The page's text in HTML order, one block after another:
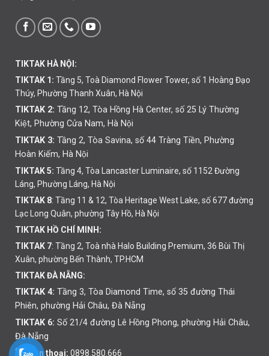
TIKTAK HÀ NỘI:
TIKTAK 1: Tầng 5, Toà Diamond Flower Tower, số 1 Hoàng Đạo
Thúy, Phường Thanh Xuân, Hà Nội
TIKTAK 2: Tầng 12, Tòa Hồng Hà Center, số 25 Lý Thường
Kiệt, Phường Cửa Nam, Hà Nội
TIKTAK 3: Tầng 2, Tòa Savina, số 44 Tràng Tiền, Phường
Hoàn Kiếm, Hà Nội
TIKTAK 5: Tầng 4, Tòa Lancaster Luminaire, số 1152 Đường
Láng, Phường Láng, Hà Nội
TIKTAK 8: Tầng 11 & 12, Tòa Heritage West Lake, số 677 đường
Lạc Long Quân, phường Tây Hồ, Hà Nội
TIKTAK HỒ CHÍ MINH:
TIKTAK 7: Tầng 2, Toà nhà Halo Building Premium, 36 Bùi Thị
Xuân, phường Bến Thành, TP.HCM
TIKTAK ĐÀ NẴNG:
TIKTAK 4: Tầng 3, Tòa Diamond Time, số 35 đường Thái
Phiên, phường Hải Châu, Đà Nẵng
TIKTAK 6: Số 21/4 đường Lê Hồng Phong, phường Hải Châu,
Đà Nẵng
Điện thoại: 0898.580.666